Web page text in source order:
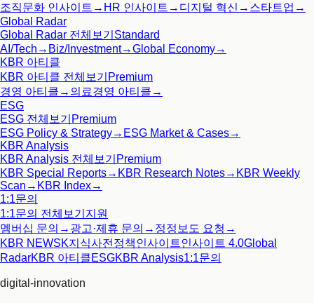
조직문화 인사이트 → HR 인사이트 → 디지털 혁신 → 스타트업 →
Global Radar
Global Radar 전체보기 Standard
AI/Tech → Biz/Investment→Global Economy→
KBR 아티클
KBR 아티클 전체보기 Premium
경영 아티클 → 의료경영 아티클 →
ESG
ESG 전체보기 Premium
ESG Policy & Strategy→ ESG Market & Cases→
KBR Analysis
KBR Analysis 전체보기 Premium
KBR Special Reports→ KBR Research Notes→ KBR Weekly
Scan → KBR Index→
1:1문의
1:1문의 전체보기 지원
멤버십 문의 → 광고·제휴 문의 → 정정보도 요청 →
KBR NEWSK지식사전 정책인사이트인사이트 4.0Global
RadarKBR 아티클ESGKBR Analysis1:1문의
digital-innovation